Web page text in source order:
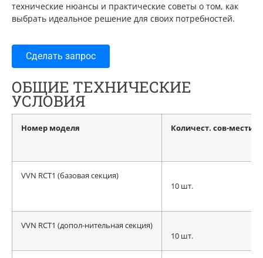
технические нюансы и практические советы о том, как
выбрать идеальное решение для своих потребностей.
Сделать запрос
ОБЩИЕ ТЕХНИЧЕСКИЕ
УСЛОВИЯ
Номер моделя Количест. сов-
VVN RCT1 (базовая секция)
10 шт.
VVN RCT1 (допол-нительная секция)
10 шт.